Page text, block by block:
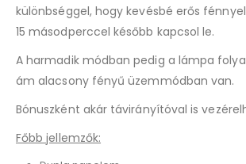
különbséggel, hogy kevésbé erős
15 másodperccel később kapcsol le.
A harmadik módban pedig a lámpa
ám alacsony fényű üzemmódban van.
Bónuszként akár távirányítóval is
Főbb jellemzők: